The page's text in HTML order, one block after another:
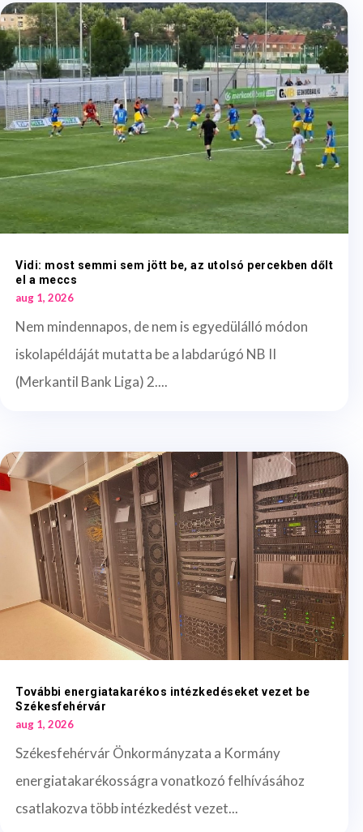
Vidi: most semmi sem jött be, az utolsó percekben dőlt
el a meccs
aug 1, 2026
Nem mindennapos, de nem is egyedülálló módon
iskolapéldáját mutatta be a labdarúgó NB II
(Merkantil Bank Liga) 2....
További energiatakarékos intézkedéseket vezet be
Székesfehérvár
aug 1, 2026
Székesfehérvár Önkormányzata a Kormány
energiatakarékosságra vonatkozó felhívásához
csatlakozva több intézkedést vezet...